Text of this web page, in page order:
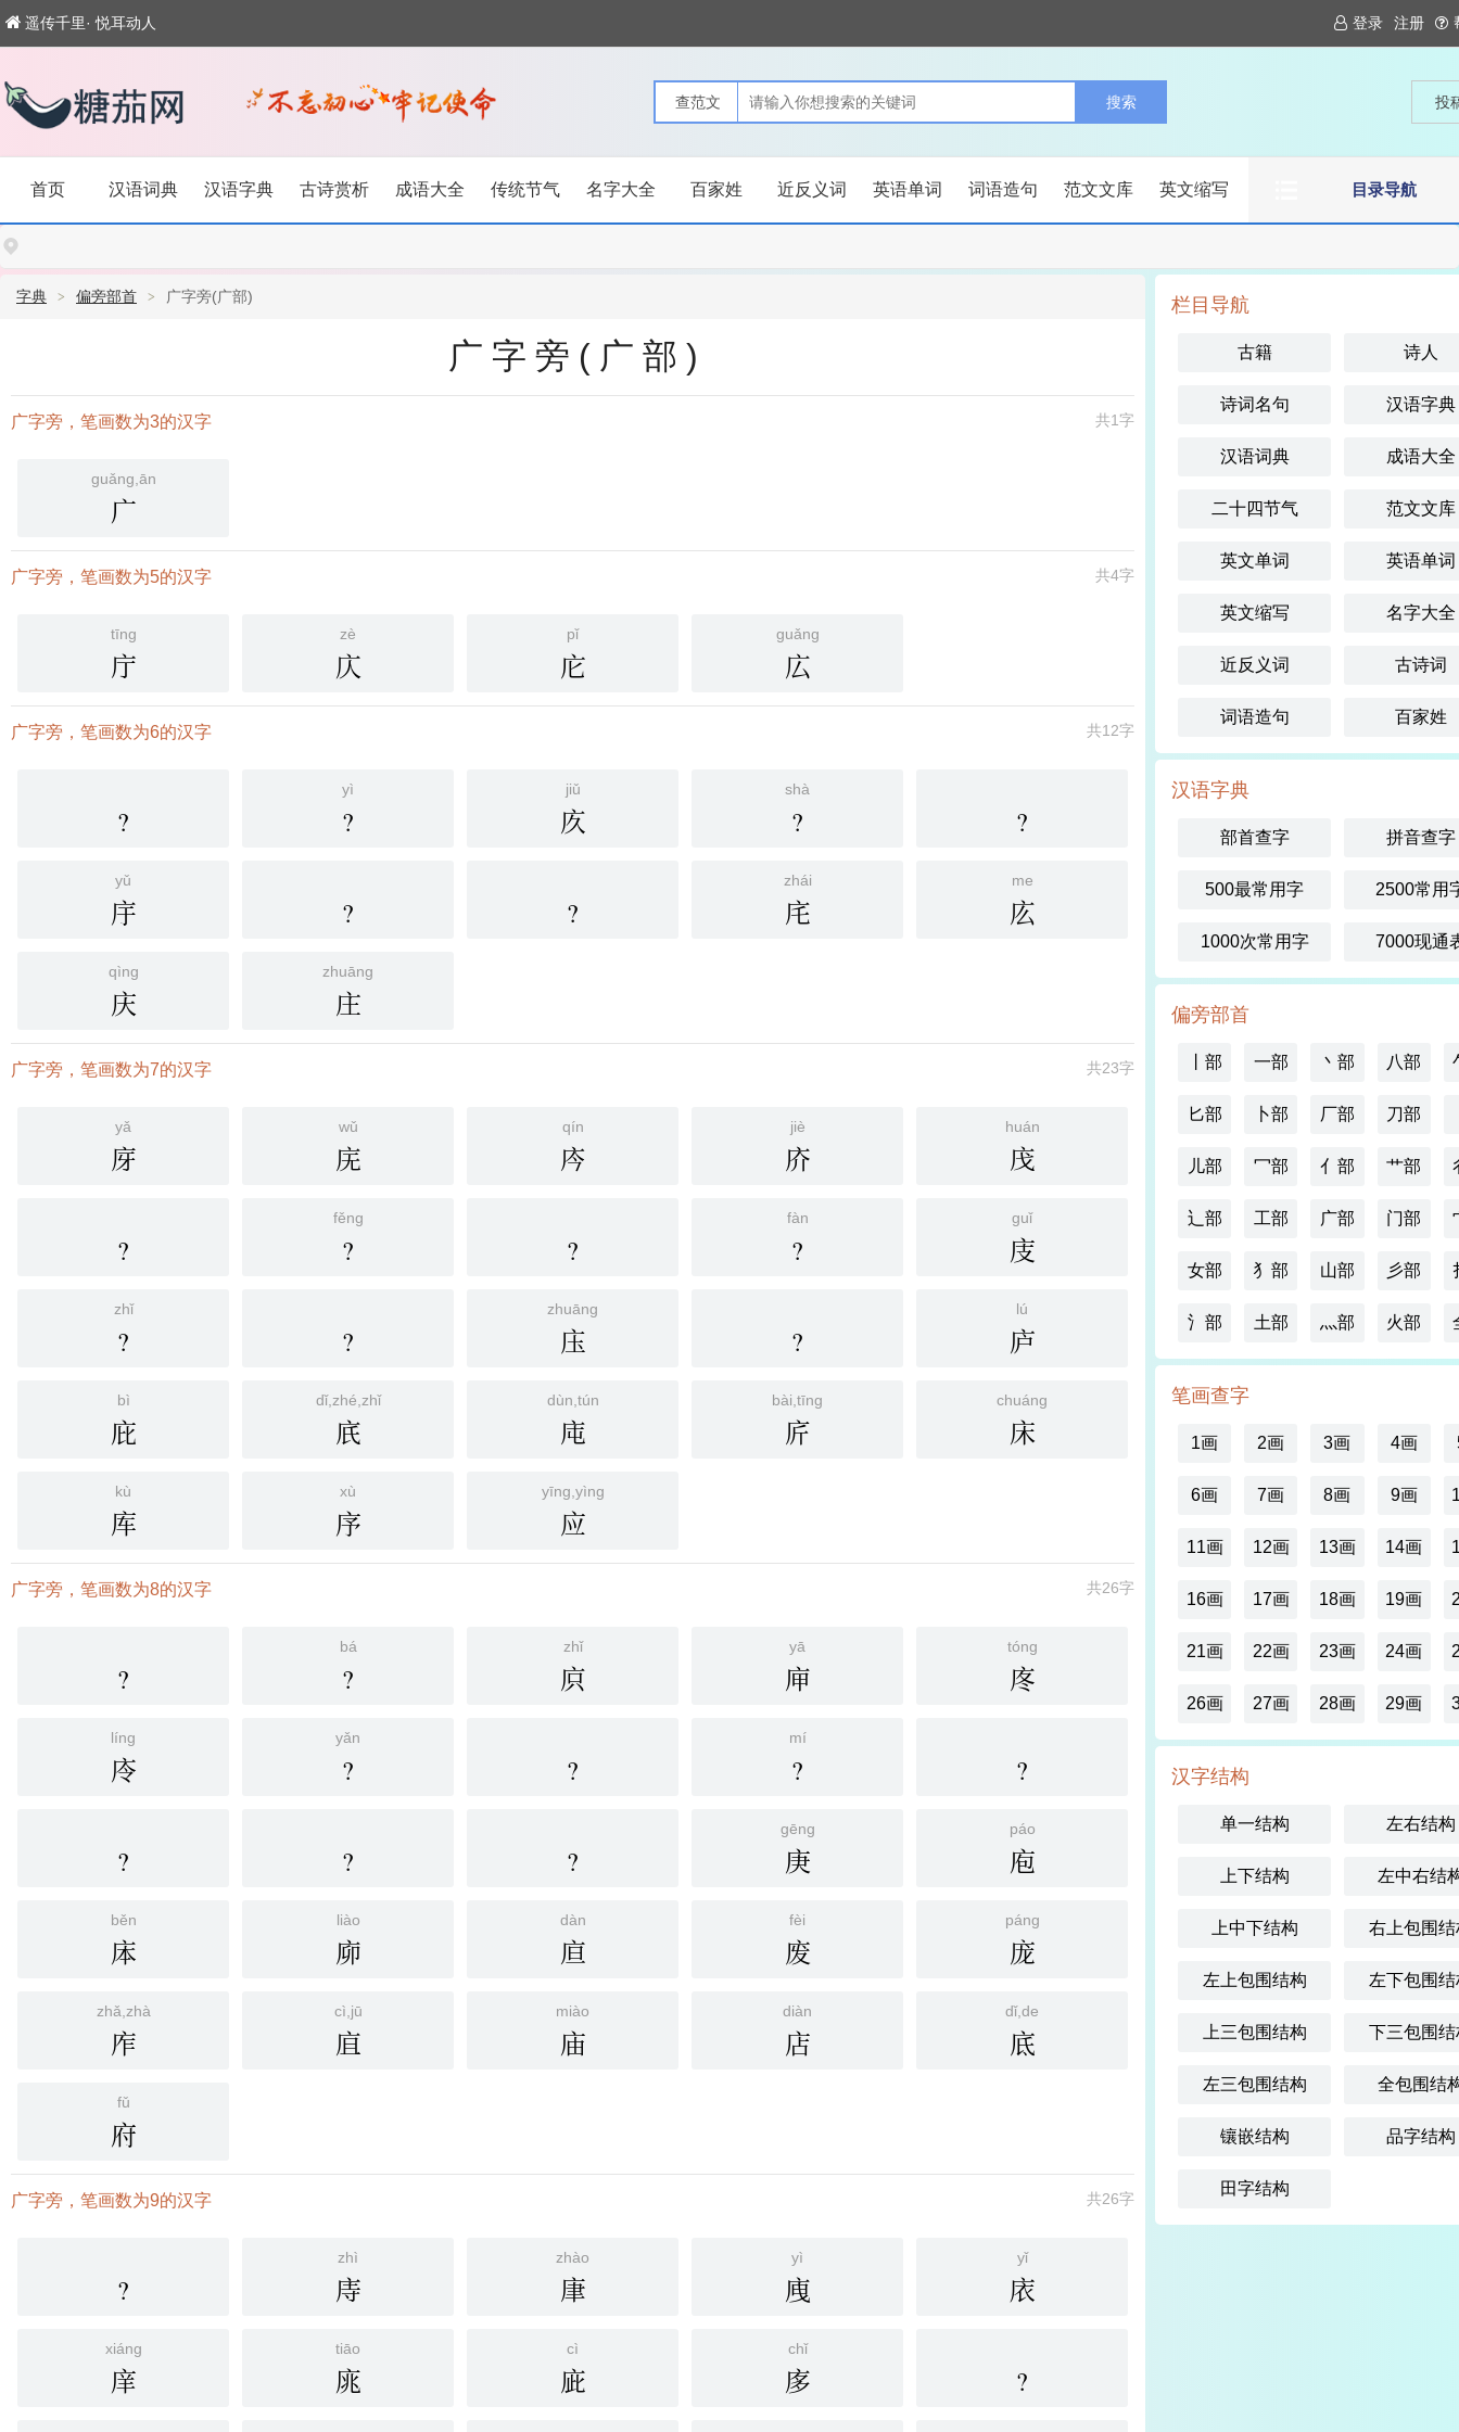
遥传千里· 悦耳动人 登录 注册
投
目录导航
首页 汉语词典 汉语字典 古诗赏析 成语大全 传统节气 名字大全 百家姓 近反义词 英语单词 词语造句 范文文库 英文缩写
字典 偏旁部首 广字旁(广部)
广字旁(广部)
共1字
广字旁，笔画数为3的汉字
guǎng,ān
广
共4字
广字旁，笔画数为5的汉字
tīng
庁
zè
庂
pǐ
庀
guǎng
広
共12字
广字旁，笔画数为6的汉字
?
yì
?
jiǔ
㡱
shà
? ?
yǔ
㡰 ? ?
zhái
㡯
me
庅
qìng
庆
zhuāng
庄
共23字
广字旁，笔画数为7的汉字
yǎ
庌
wǔ
庑
qín
庈
jiè
庎
huán
㡲
?
fěng
? ?
fàn
?
guǐ
庋
zhǐ
? ?
zhuāng
庒 ?
lú
庐
bì
庇
dǐ,zhé,zhǐ
㡳
dùn,tún
庉
bài,tīng
庍
chuáng
床
kù
库
xù
序
yīng,yìng
应
共26字
广字旁，笔画数为8的汉字
?
bá
?
zhǐ
㡶
yā
庘
tóng
庝
líng
㡵
yǎn
? ?
mí
? ?
? ? ?
gēng
庚
páo
庖
běn
㡷
liào
㡻
dàn
㡺
fèi
废
páng
庞
zhǎ,zhà
㡸
cì,jū
㡹
miào
庙
diàn
店
dǐ,de
底
fǔ
府
共26字
广字旁，笔画数为9的汉字
?
zhì
庤
zhào
㡽
yì
㡼
yǐ
庡
xiáng
庠
tiāo
庣
cì
庛
chǐ
㢁 ?
栏目导航
古籍 诗人
诗词名句 汉语字典
汉语词典 成语大全
二十四节气 范文文库
英文单词 英语单词
英文缩写 名字大全
近反义词 古诗词
词语造句 百家姓
汉语字典
部首查字 拼音查字
500最常用字 2500常用
1000次常用字 7000现通
偏旁部首
丨部 一部 丶部 八部
匕部 卜部 厂部 刀部
儿部 冖部 亻部 艹部
辶部 工部 广部 门部
女部 犭部 山部 彡部
氵部 土部 灬部 火部
笔画查字
1画 2画 3画 4画
6画 7画 8画 9画
11画 12画 13画 14画
16画 17画 18画 19画
21画 22画 23画 24画
26画 27画 28画 29画
汉字结构
单一结构 左右结构
上下结构 左中右结
上中下结构 右上包围结
左上包围结构 左下包围结
上三包围结构 下三包围结
左三包围结构 全包围结
镶嵌结构 品字结构
田字结构